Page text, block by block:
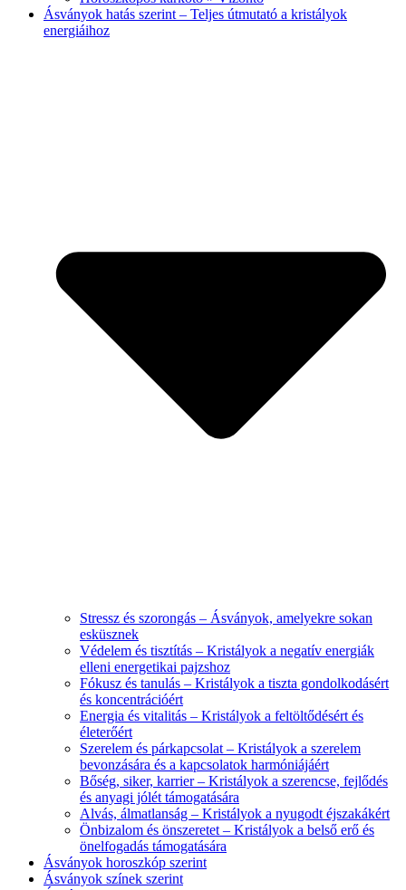
Ásványok hatás szerint – Teljes útmutató a kristályok
energiáihoz
Stressz és szorongás – Ásványok, amelyekre sokan
esküsznek
Védelem és tisztítás – Kristályok a negatív energiák
elleni energetikai pajzshoz
Fókusz és tanulás – Kristályok a tiszta gondolkodásért
és koncentrációért
Energia és vitalitás – Kristályok a feltöltődésért és
életerőért
Szerelem és párkapcsolat – Kristályok a szerelem
bevonzására és a kapcsolatok harmóniájáért
Bőség, siker, karrier – Kristályok a szerencse, fejlődés
és anyagi jólét támogatására
Alvás, álmatlanság – Kristályok a nyugodt éjszakákért
Önbizalom és önszeretet – Kristályok a belső erő és
önelfogadás támogatására
Ásványok horoszkóp szerint
Ásványok színek szerint